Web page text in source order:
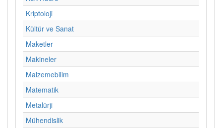
Kriptoloji
Kültür ve Sanat
Maketler
Makineler
Malzemebilim
Matematik
Metalürji
Mühendislik